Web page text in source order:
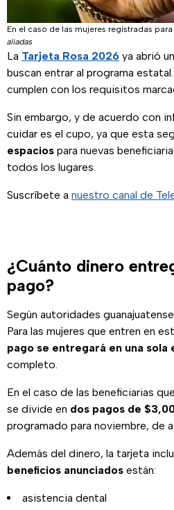
En el caso de las mujeres registradas
aliadas
La Tarjeta Rosa 2026 ya abrió
buscan entrar al programa
cumplen con los requisitos
Sin embargo, y de acuerdo con
cuidar es el cupo, ya que esta
espacios para nuevas
todos los lugares.
Suscríbete a nuestro canal de
¿Cuánto dinero
pago?
Según autoridades
Para las mujeres que entren en
pago se entregará en una
completo.
En el caso de las beneficiarias
se divide en dos pagos de
programado para noviembre, de
Además del dinero, la tarjeta
beneficios anunciados están:
asistencia dental